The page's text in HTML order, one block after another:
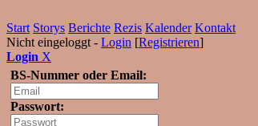
Start Storys Berichte Rezis Kalender Kontakt
Nicht eingeloggt - Login [Registrieren]
Login X
BS-Nummer oder Email:
Passwort: